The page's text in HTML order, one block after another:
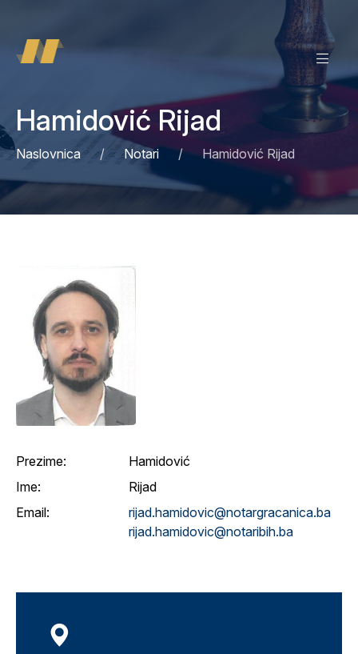
Hamidović Rijad
Naslovnica Notari Hamidović Rijad
Prezime:
Hamidović
Ime:
Rijad
Email:
rijad.hamidovic@notargracanica.ba
rijad.hamidovic@notaribih.ba